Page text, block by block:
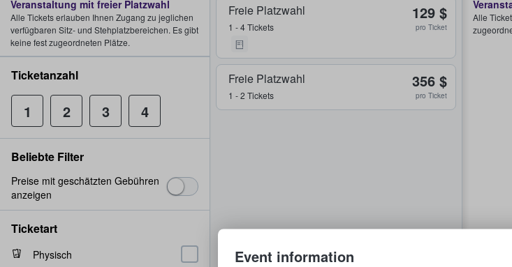
Freie Platzwahl
1 - 4 Tickets
129 $
pro Ticket
Freie Platzwahl
1 - 2 Tickets
356 $
pro Ticket
Alle
Veranstaltung mit freier Platzwahl
Alle Tickets erlauben Ihnen Zugang zu jeglichen
verfügbaren Sitz- und Stehplatzbereichen. Es gibt
keine fest zugeordneten Plätze.
Ticketanzahl
1 2 3 4
Beliebte Filter
Preise mit geschätzten Gebühren
anzeigen
Ticketart
Physisch
Event information